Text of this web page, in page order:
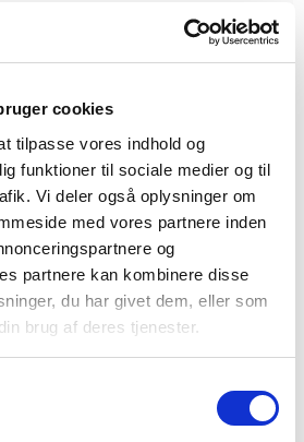
cookies
tilpasse vores indhold og
funktioner til sociale medier og til
Vi deler også oplysninger om
med vores partnere inden
og
partnere kan kombinere disse
du har givet dem, eller som
brug af deres tjenester.